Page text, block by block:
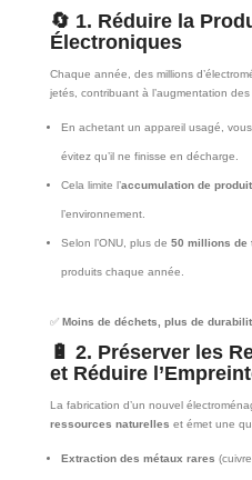
🔄 1. Réduire la
Électroniques
Chaque année, des millions
jetés, contribuant à l’augmentation des
En achetant un appareil usagé, vous
évitez qu’il ne finisse en décharge.
Cela limite l’accumulation de
l’environnement.
Selon l’ONU, plus de 50 millions de
produits chaque année.
✅ Moins de déchets, plus de
🔋 2. Préserver les
et Réduire
La fabrication d’un nouvel
ressources naturelles et émet une
Extraction des métaux rares